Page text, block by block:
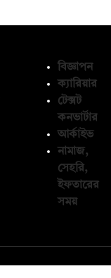
বিজ্ঞাপন
ক্যারিয়ার
টেক্সট
কনভার্টার
আর্কাইভ
নামাজ,
সেহরি,
ইফতারের
সময়